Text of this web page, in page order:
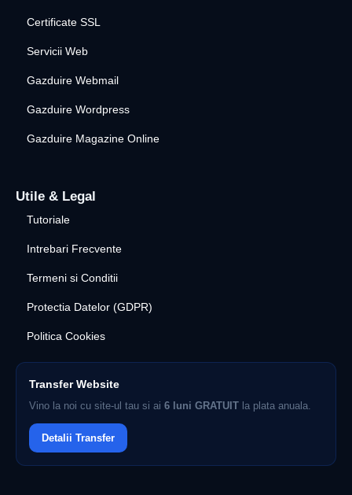
Certificate SSL
Servicii Web
Gazduire Webmail
Gazduire Wordpress
Gazduire Magazine Online
Utile & Legal
Tutoriale
Intrebari Frecvente
Termeni si Conditii
Protectia Datelor (GDPR)
Politica Cookies
Transfer Website
Vino la noi cu site-ul tau si ai 6 luni GRATUIT la plata anuala.
Detalii Transfer